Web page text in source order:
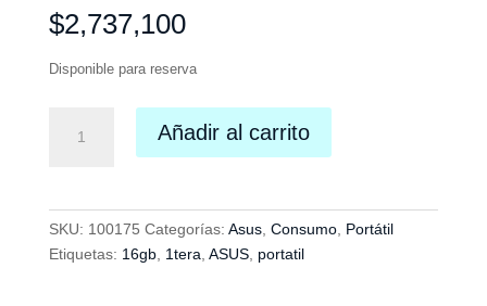
$2,737,100
Disponible para reserva
asus
Añadir al carrito
SKU: 100175 Categorías: Asus, Consumo, Portátil
Etiquetas: 16gb, 1tera, ASUS, portatil